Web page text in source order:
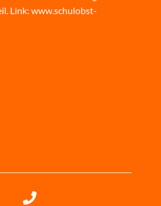
Link: www.schulobst-